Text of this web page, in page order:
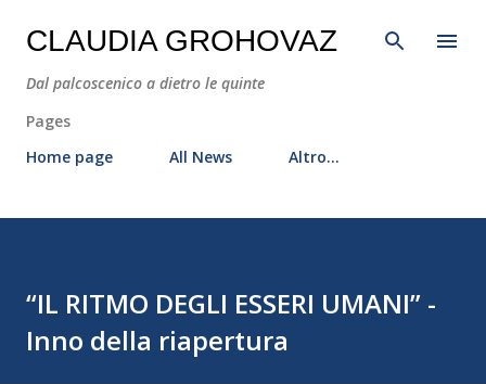
Passa ai contenuti principali
CLAUDIA GROHOVAZ
Dal palcoscenico a dietro le quinte
Pages
Home page
All News Altro…
“IL RITMO DEGLI ESSERI UMANI” -
Inno della riapertura